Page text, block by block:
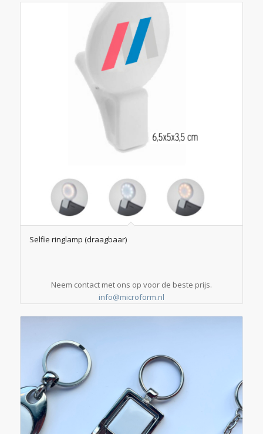
Selfie ringlamp (draagbaar)
Neem contact met ons op voor de beste prijs.
info@microform.nl